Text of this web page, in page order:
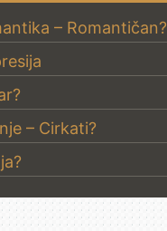
– Romantičan?
– Cirkati?